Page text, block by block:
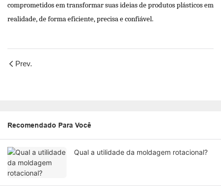
comprometidos em transformar suas ideias de produtos plásticos em
realidade, de forma eficiente, precisa e confiável.
Prev.
Recomendado Para Você
Qual a utilidade da moldagem rotacional?